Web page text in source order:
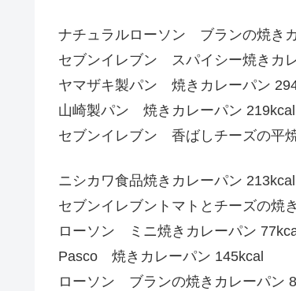
ナチュラルローソン ブランの焼き
セブンイレブン スパイシー焼きカ
ヤマザキ製パン 焼きカレーパン
山崎製パン 焼きカレーパン 219kcal
セブンイレブン 香ばしチーズの平
ニシカワ食品焼きカレーパン 213kcal
セブンイレブントマトとチーズの焼
ローソン ミニ焼きカレーパン
Pasco 焼きカレーパン 145kcal
ローソン ブランの焼きカレーパン